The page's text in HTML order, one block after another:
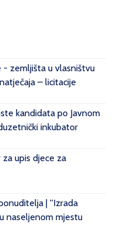
- zemljišta u vlasništvu
– licitacije
kandidata po Javnom
inkubator
upis djece za
| ''Izrada
naseljenom mjestu